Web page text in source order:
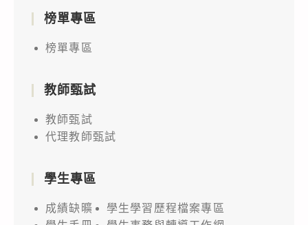
榜單專區
榜單專區
教師甄試
教師甄試
代理教師甄試
學生專區
成績缺曠
學生學習歷程檔案專區